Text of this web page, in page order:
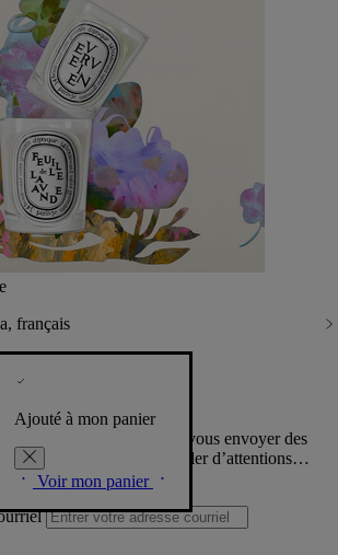
français
Ajouté à mon panier
Voir mon panier
créations de la Maison, vous envoyer des
Diptyque, vous combler d’attentions…